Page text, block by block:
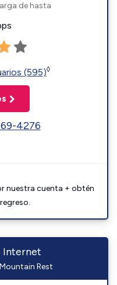
de hasta
(595)◊
4276
nuestra cuenta + obtén
Internet
Rest